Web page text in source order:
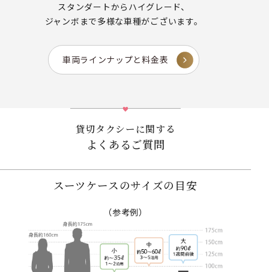
スタンダートからハイグレード、
ジャンボまで多様な車種がございます。
車両ラインナップと料金表
貸切タクシーに関する
よくあるご質問
スーツケースのサイズの目安
（参考例）